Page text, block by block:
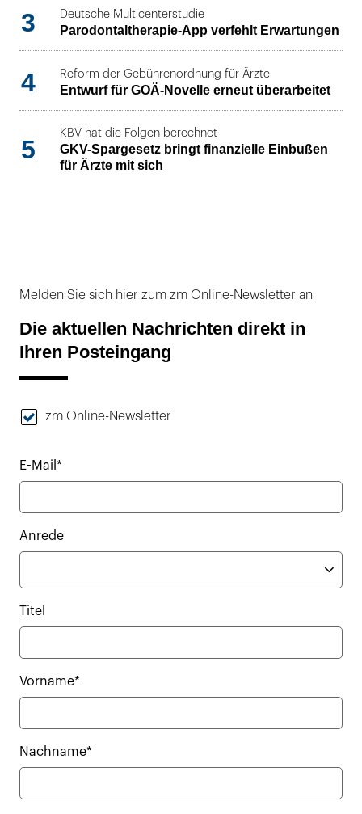
3 Deutsche Multicenterstudie
Parodontaltherapie-App verfehlt Erwartungen
4 Reform der Gebührenordnung für Ärzte
Entwurf für GOÄ-Novelle erneut überarbeitet
5
KBV hat die Folgen berechnet
GKV-Spargesetz bringt finanzielle Einbußen
für Ärzte mit sich
Melden Sie sich hier zum zm Online-Newsletter an
Die aktuellen Nachrichten direkt in
Ihren Posteingang
zm Online-Newsletter
E-Mail*
Anrede
Titel
Vorname*
Nachname*